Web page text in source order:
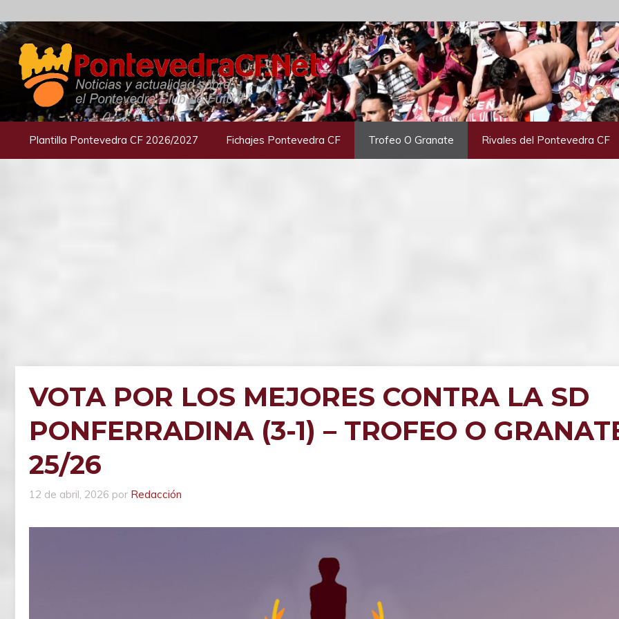
al
contenido
Plantilla Pontevedra CF 2026/2027 Fichajes Pontevedra CF Trofeo O Granate Rivales del Pontevedra CF
VOTA POR LOS MEJORES CONTRA LA SD
PONFERRADINA (3-1) – TROFEO O
25/26
12 de abril, 2026 por Redacción